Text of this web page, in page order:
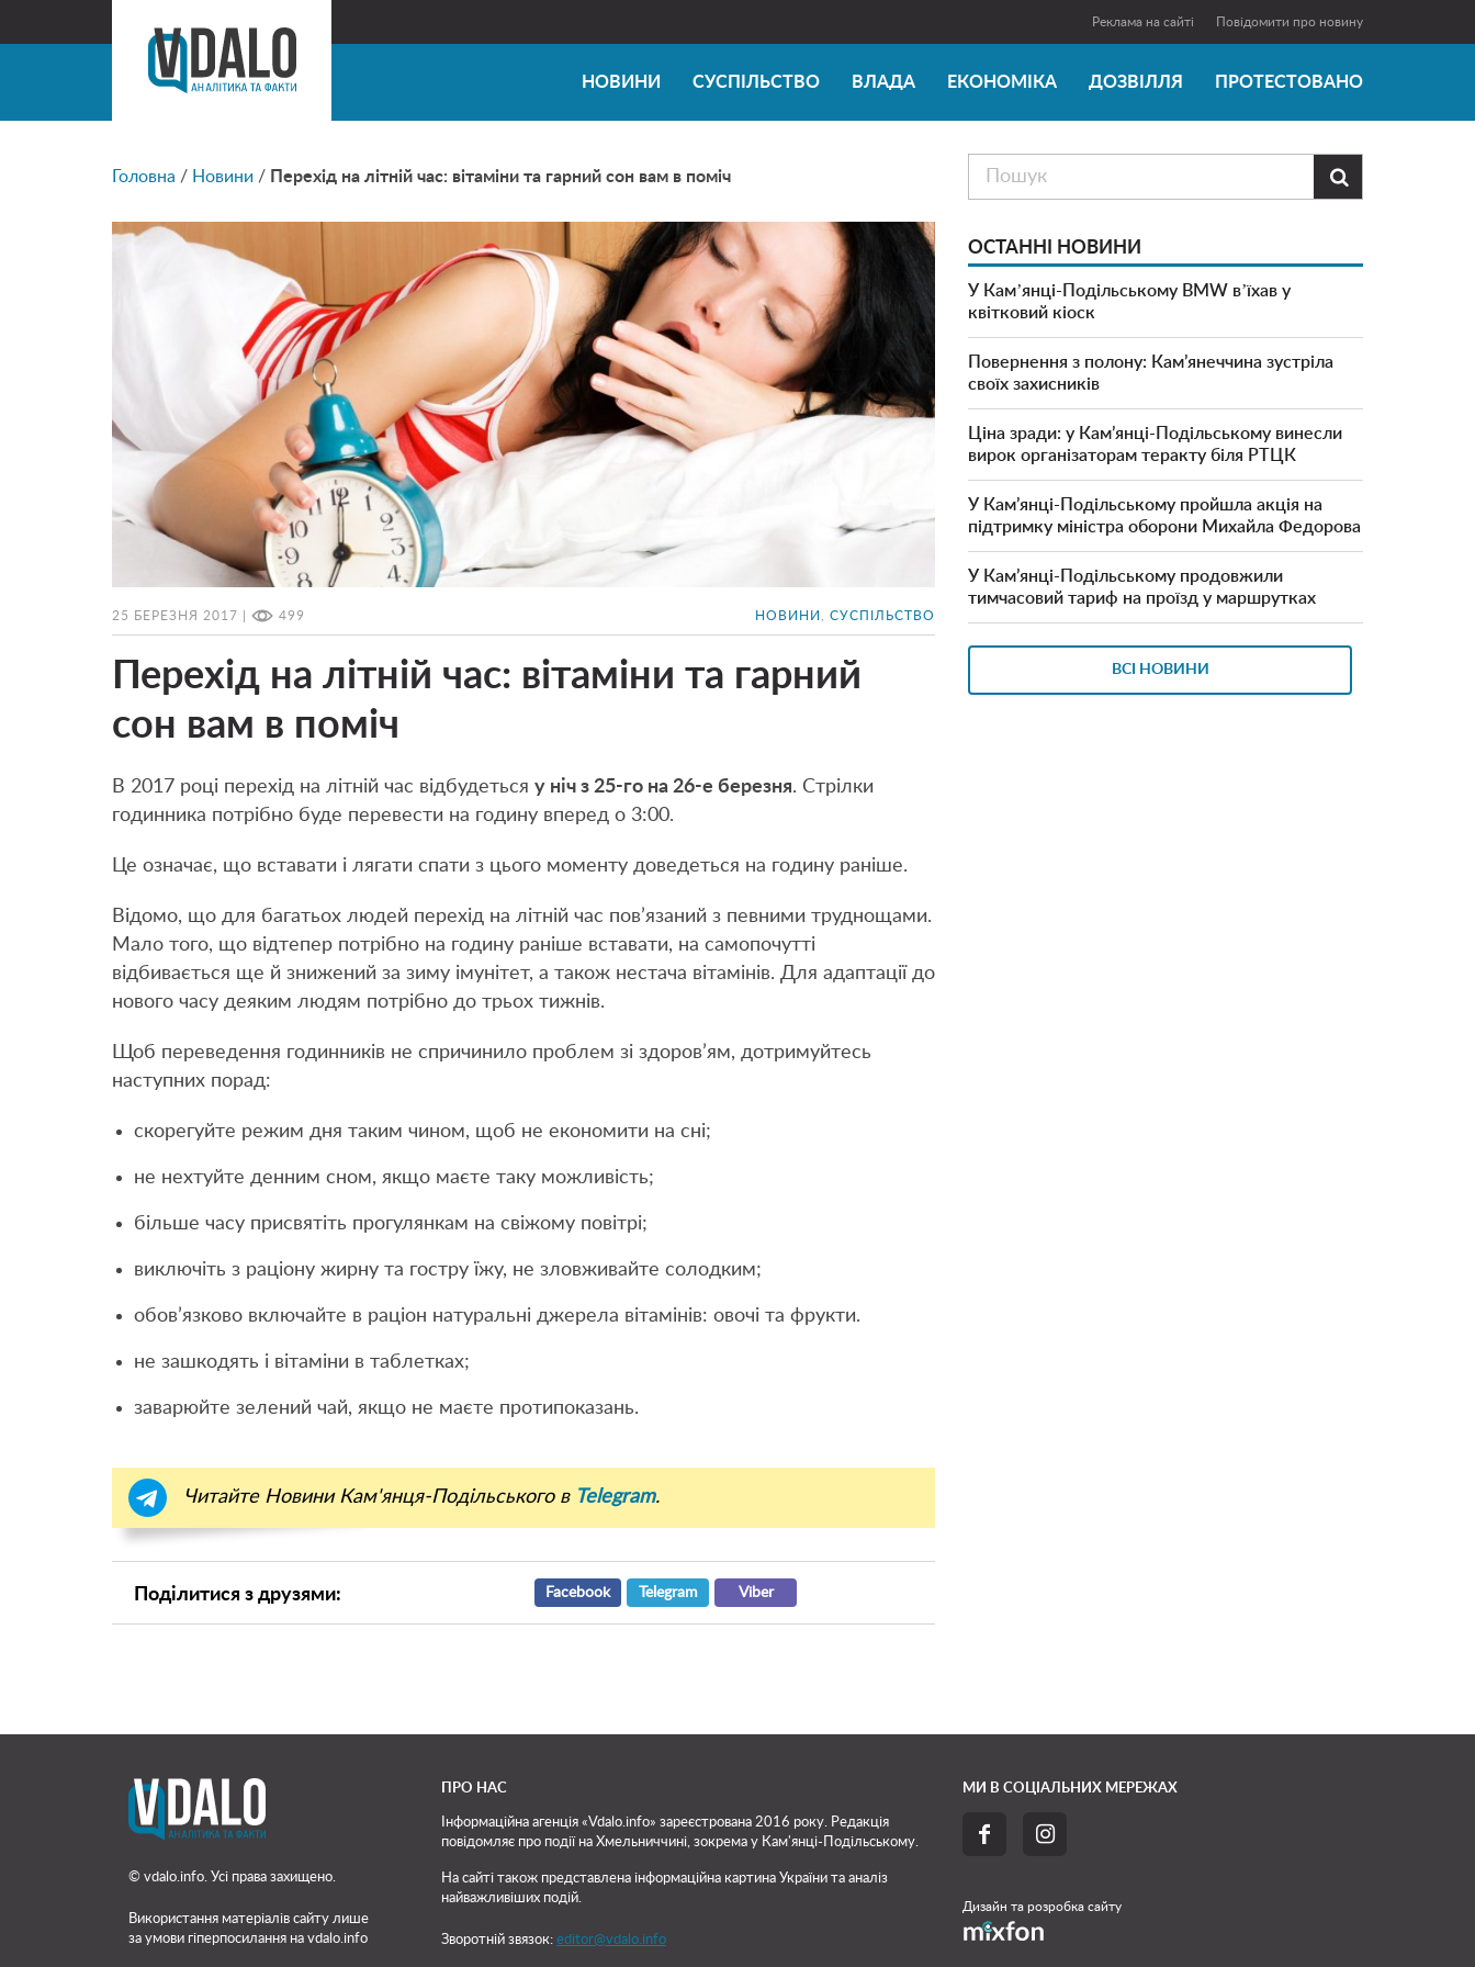
Реклама на сайті Повідомити про новину
НОВИНИ СУСПІЛЬСТВО ВЛАДА ЕКОНОМІКА ДОЗВІЛЛЯ ПРОТЕСТОВАНО
Головна / Новини / Перехід на літній час: вітаміни та гарний сон вам в поміч
25 БЕРЕЗНЯ 2017 | 499 НОВИНИ СУСПІЛЬСТВО
Перехід на літній час: вітаміни та гарний
сон вам в поміч
В 2017 році перехід на літній час відбудеться у ніч з 25-го на 26-е березня. Стрілки
годинника потрібно буде перевести на годину вперед о 3:00.
Це означає, що вставати і лягати спати з цього моменту доведеться на годину раніше.
Відомо, що для багатьох людей перехід на літній час пов’язаний з певними труднощами.
Мало того, що відтепер потрібно на годину раніше вставати, на самопочутті
відбивається ще й знижений за зиму імунітет, а також нестача вітамінів. Для адаптації до
нового часу деяким людям потрібно до трьох тижнів.
Щоб переведення годинників не спричинило проблем зі здоров’ям, дотримуйтесь
наступних порад:
скорегуйте режим дня таким чином, щоб не економити на сні;
не нехтуйте денним сном, якщо маєте таку можливість;
більше часу присвятіть прогулянкам на свіжому повітрі;
виключіть з раціону жирну та гостру їжу, не зловживайте солодким;
обов’язково включайте в раціон натуральні джерела вітамінів: овочі та фрукти.
не зашкодять і вітаміни в таблетках;
заварюйте зелений чай, якщо не маєте протипоказань.
Читайте Новини Кам'янця-Подільського в Telegram.
Поділитися з друзями: Facebook Telegram Viber

ОСТАННІ НОВИНИ
У Камʼянці-Подільському BMW вʼїхав у
квітковий кіоск
Повернення з полону: Кам’янеччина зустріла
своїх захисників
Ціна зради: у Кам’янці-Подільському винесли
вирок організаторам теракту біля РТЦК
У Кам’янці-Подільському пройшла акція на
підтримку міністра оборони Михайла Федорова
У Кам’янці-Подільському продовжили
тимчасовий тариф на проїзд у маршрутках
ВСІ НОВИНИ
© vdalo.info. Усі права захищено.
Використання матеріалів сайту лише
за умови гіперпосилання на vdalo.info
ПРО НАС
Інформаційна агенція «Vdalo.info» зареєстрована 2016 року. Редакція
повідомляє про події на Хмельниччині, зокрема у Кам'янці-Подільському.
На сайті також представлена інформаційна картина України та аналіз
найважливіших подій.
Зворотній звязок: editor@vdalo.info
МИ В СОЦІАЛЬНИХ МЕРЕЖАХ
 
Дизайн та розробка сайту